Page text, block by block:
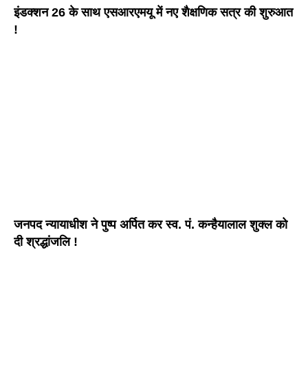
इंडक्शन 26 के साथ एसआरएमयू में नए शैक्षणिक सत्र की शुरुआत
!
जनपद न्यायाधीश ने पुष्प अर्पित कर स्व. पं. कन्हैयालाल शुक्ल को
दी श्रद्धांजलि !